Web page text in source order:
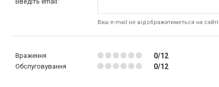
Ваш e-mail не відображатиметься на сайті
Враження 0/12
Обслуговування 0/12